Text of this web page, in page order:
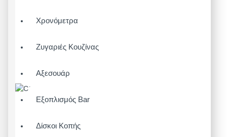
Χρονόμετρα
Ζυγαριές Κουζίνας
Αξεσουάρ
Εξοπλισμός Bar
Δίσκοι Κοπής